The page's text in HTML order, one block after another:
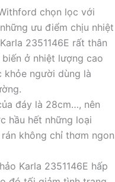
chọn lọc với
ưu điểm chịu nhiệt
2351146E rất thân
ở nhiệt lượng cao
người dùng là
đáy là 28cm…, nên
hầu hết những loại
không chỉ thơm ngon
Karla 2351146E hấp